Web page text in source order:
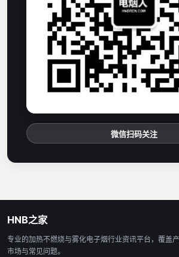
微信扫码关注
HNB之家
专业的加热不燃烧与雾化电子烟行业资讯平台，覆盖
市场与常见问题。